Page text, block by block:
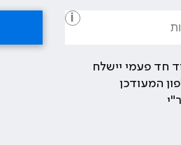
i
חד פעמי יישלח
המעודכן